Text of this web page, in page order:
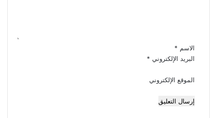
الاسم *
البريد الإلكتروني *
الموقع الإلكتروني